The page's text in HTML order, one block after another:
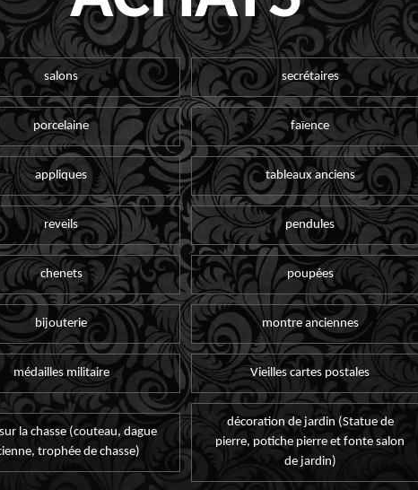
salons secrétaires
porcelaine faïence
appliques tableaux anciens
reveils pendules
chenets poupées
bijouterie montre anciennes
médailles militaire Vieilles cartes postales
la chasse (couteau, dague
trophée de chasse)
décoration de jardin (Statue de
pierre, potiche pierre et fonte salon
de jardin)